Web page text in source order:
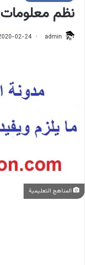
نظم
admin
02-24
المناهج التعليمية